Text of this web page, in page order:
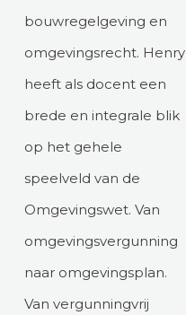
bouwregelgeving en
omgevingsrecht. Henry
heeft als docent een
brede en integrale blik
op het gehele
speelveld van de
Omgevingswet. Van
omgevingsvergunning
naar omgevingsplan.
Van vergunningvrij